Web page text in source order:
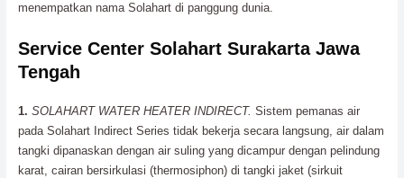
menempatkan nama Solahart di panggung dunia.
Service Center Solahart Surakarta Jawa
Tengah
1. SOLAHART WATER HEATER INDIRECT. Sistem pemanas air
pada Solahart Indirect Series tidak bekerja secara langsung, air dalam
tangki dipanaskan dengan air suling yang dicampur dengan pelindung
karat, cairan bersirkulasi (thermosiphon) di tangki jaket (sirkuit